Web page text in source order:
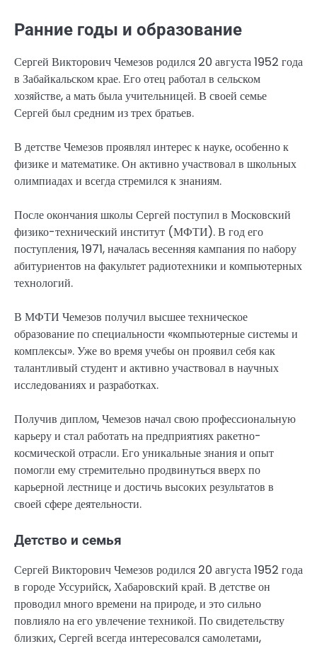
Ранние годы и образование
Сергей Викторович Чемезов родился 20 августа 1952 года
в Забайкальском крае. Его отец работал в сельском
хозяйстве, а мать была учительницей. В своей семье
Сергей был средним из трех братьев.
В детстве Чемезов проявлял интерес к науке, особенно к
физике и математике. Он активно участвовал в школьных
олимпиадах и всегда стремился к знаниям.
После окончания школы Сергей поступил в Московский
физико-технический институт (МФТИ). В год его
поступления, 1971, началась весенняя кампания по набору
абитуриентов на факультет радиотехники и компьютерных
технологий.
В МФТИ Чемезов получил высшее техническое
образование по специальности «компьютерные системы и
комплексы». Уже во время учебы он проявил себя как
талантливый студент и активно участвовал в научных
исследованиях и разработках.
Получив диплом, Чемезов начал свою профессиональную
карьеру и стал работать на предприятиях ракетно-
космической отрасли. Его уникальные знания и опыт
помогли ему стремительно продвинуться вверх по
карьерной лестнице и достичь высоких результатов в
своей сфере деятельности.
Детство и семья
Сергей Викторович Чемезов родился 20 августа 1952 года
в городе Уссурийск, Хабаровский край. В детстве он
проводил много времени на природе, и это сильно
повлияло на его увлечение техникой. По свидетельству
близких, Сергей всегда интересовался самолетами,